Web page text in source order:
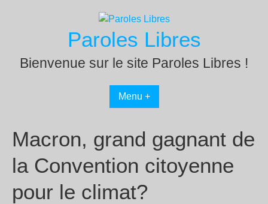
Paroles Libres
Bienvenue sur le site Paroles Libres !
Menu +
Macron, grand gagnant de
la Convention citoyenne
pour le climat?